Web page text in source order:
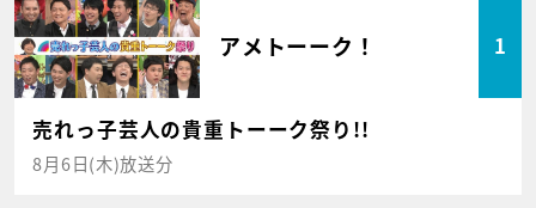
アメトーーク！ 1
売れっ子芸人の貴重トーーク祭り!!
8月6日(木)放送分